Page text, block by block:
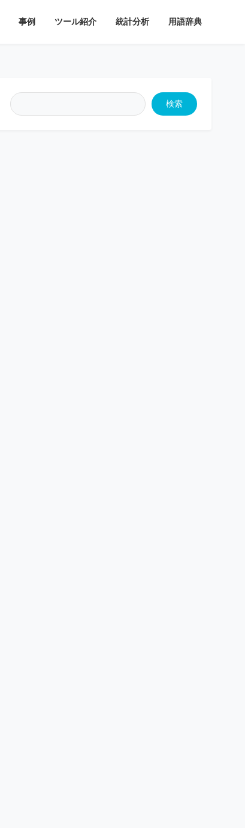
事例 ツール紹介 統計分析 用語辞典
検索